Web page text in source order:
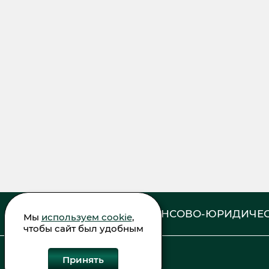
ФИНАНСОВО-
Мы используем cookie,
чтобы сайт был удобным
Принять